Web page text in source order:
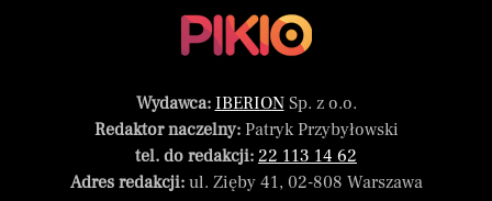
Wydawca: IBERIONSp. z o.o.
Redaktor naczelny:Patryk Przybyłowski
tel. do redakcji: 22 113 14 62
Adres redakcji:ul. Zięby 41, 02-808 Warszawa